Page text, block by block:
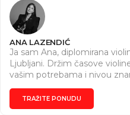
ANA LAZENDIĆ
Ja sam Ana, diplomirana
Ljubljani. Držim časove
vašim potrebama i nivou
online, kao i uživo u
zakazivanje časa, slobodno
telefona: +381600158906
TRAŽITE PONUDU